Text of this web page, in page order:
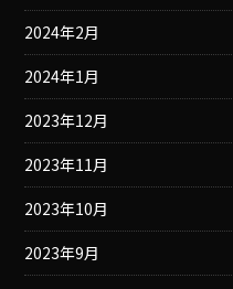
2024年2月
2024年1月
2023年12月
2023年11月
2023年10月
2023年9月